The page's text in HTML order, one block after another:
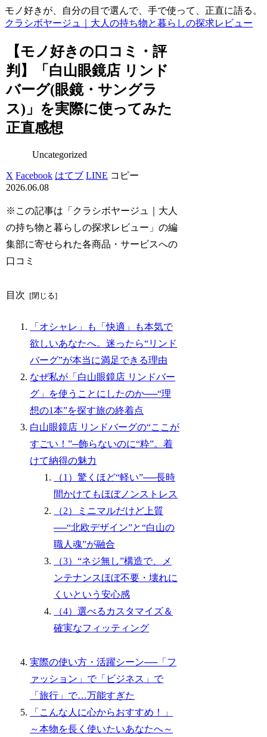
モノ好きが、自分の目で選んで、手で使って、正直に語る。
クラシボヤージュ｜大人の持ち物と暮らしの探求レビュー
【モノ好きの口コミ・評
判】「白山眼鏡店 リンド
バーグ(眼鏡・サングラ
ス)」を実際に使ってみた
正直感想
Uncategorized
X Facebook はてブ LINE コピー
2026.06.08
※この記事は「クラシボヤージュ｜大人
の持ち物と暮らしの探求レビュー」の編
集部に寄せられた各商品・サービスへの
口コミ
目次
「オシャレ」も「快適」も本気で
欲しいあなたへ。迷ったら“リンド
バーグ”が本当に満足できる理由
なぜ私が「白山眼鏡店 リンドバー
グ」を使うことにしたのか──“理
想の1本”を探す旅の終着点
白山眼鏡店 リンドバーグの“ここが
すごい！”─飾らないのに“粋”。着
けて納得の魅力
（1）驚くほど“軽い”──長時
間かけてもほぼノンストレス
（2）ミニマルだけど上質
──“北欧デザイン”と“白山の
職人魂”が融合
（3）“ネジ無し”構造で、メ
ンテナンスほぼ不要・壊れに
くいという安心感
（4）選べるカスタマイズ＆
確実なフィッティング
実際の使い方・活躍シーン──「フ
ァッション」で「ビジネス」で
「旅行」で…万能すぎた
「こんな人に心からおすすめ！」
～本物を長く使いたいあなたへ～